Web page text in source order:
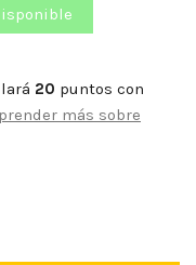
20 puntos con
más sobre